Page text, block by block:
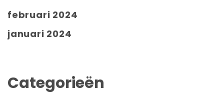
februari 2024
januari 2024
Categorieën